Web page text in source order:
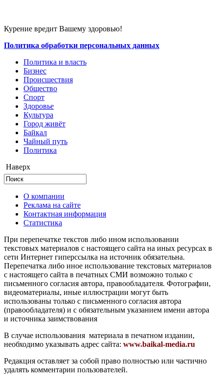
Курение вредит Вашему здоровью!
Политика обработки персональных данных
Политика и власть
Бизнес
Происшествия
Общество
Cпорт
Здоровье
Культура
Город живёт
Байкал
Чайный путь
Политика
Наверх
О компании
Реклама на сайте
Контактная информация
Статистика
При перепечатке текстов либо ином использовании
текстовых материалов с настоящего сайта на иных ресурсах в
сети Интернет гиперссылка на источник обязательна.
Перепечатка либо иное использование текстовых материалов
с настоящего сайта в печатных СМИ возможно только с
письменного согласия автора, правообладателя. Фотографии,
видеоматериалы, иные иллюстрации могут быть
использованы только с письменного согласия автора
(правообладателя) и с обязательным указанием имени автора
и источника заимствования
В случае использования материала в печатном издании,
необходимо указывать адрес сайта: www.baikal-media.ru
Редакция оставляет за собой право полностью или частично
удалять комментарии пользователей.